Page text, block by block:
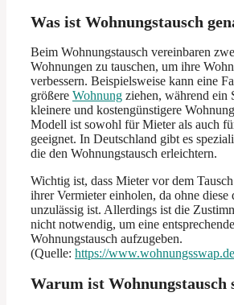
Was ist Wohnungstausch
Beim Wohnungstausch vereinbaren
Wohnungen zu tauschen, um ihre
verbessern. Beispielsweise kann eine
größere Wohnung ziehen, während ein
kleinere und kostengünstigere
Modell ist sowohl für Mieter als auch
geeignet. In Deutschland gibt es
die den Wohnungstausch erleichtern.
Wichtig ist, dass Mieter vor dem
ihrer Vermieter einholen, da ohne diese
unzulässig ist. Allerdings ist die
nicht notwendig, um eine
Wohnungstausch aufzugeben.
(Quelle: https://www.wohnungsswap.de
Warum ist Wohnungstausch